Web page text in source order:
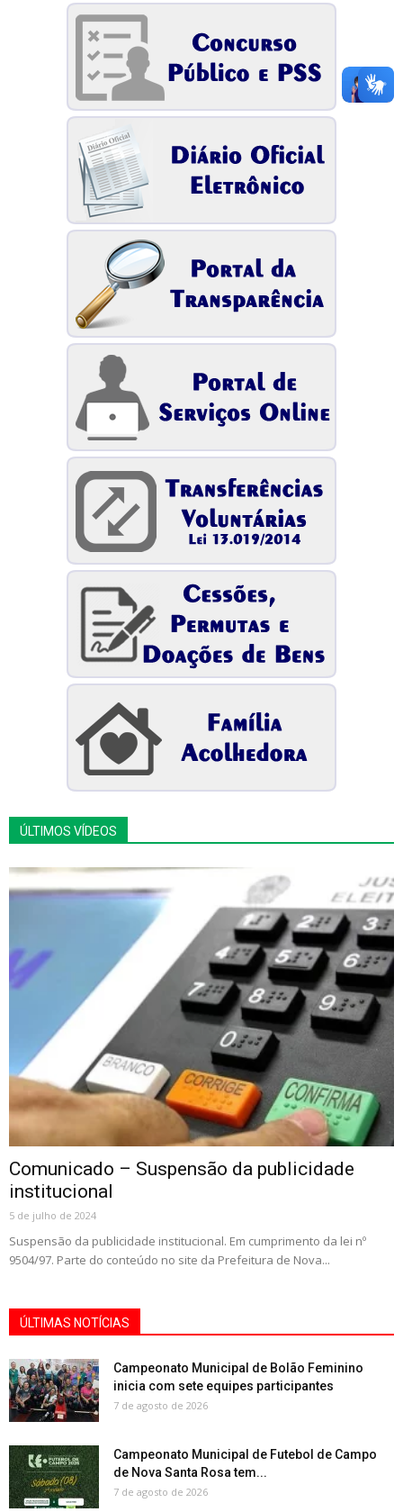
ÚLTIMOS VÍDEOS
Comunicado – Suspensão da publicidade
institucional
5 de julho de 2024
Suspensão da publicidade institucional. Em cumprimento da lei nº
9504/97. Parte do conteúdo no site da Prefeitura de Nova...
ÚLTIMAS NOTÍCIAS
Campeonato Municipal de Bolão Feminino
inicia com sete equipes participantes
7 de agosto de 2026
Campeonato Municipal de Futebol de Campo
de Nova Santa Rosa tem...
7 de agosto de 2026